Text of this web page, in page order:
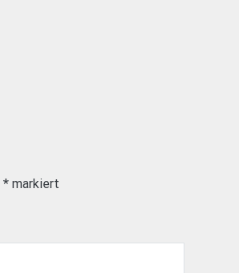
* markiert